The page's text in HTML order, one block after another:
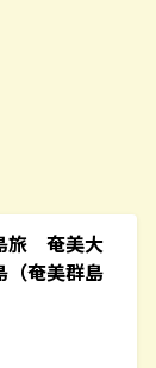
旅 奄美大
奄美群島